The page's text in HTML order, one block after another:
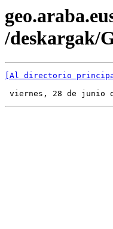
/deskargak/
[Al directorio
viernes, 28 de junio